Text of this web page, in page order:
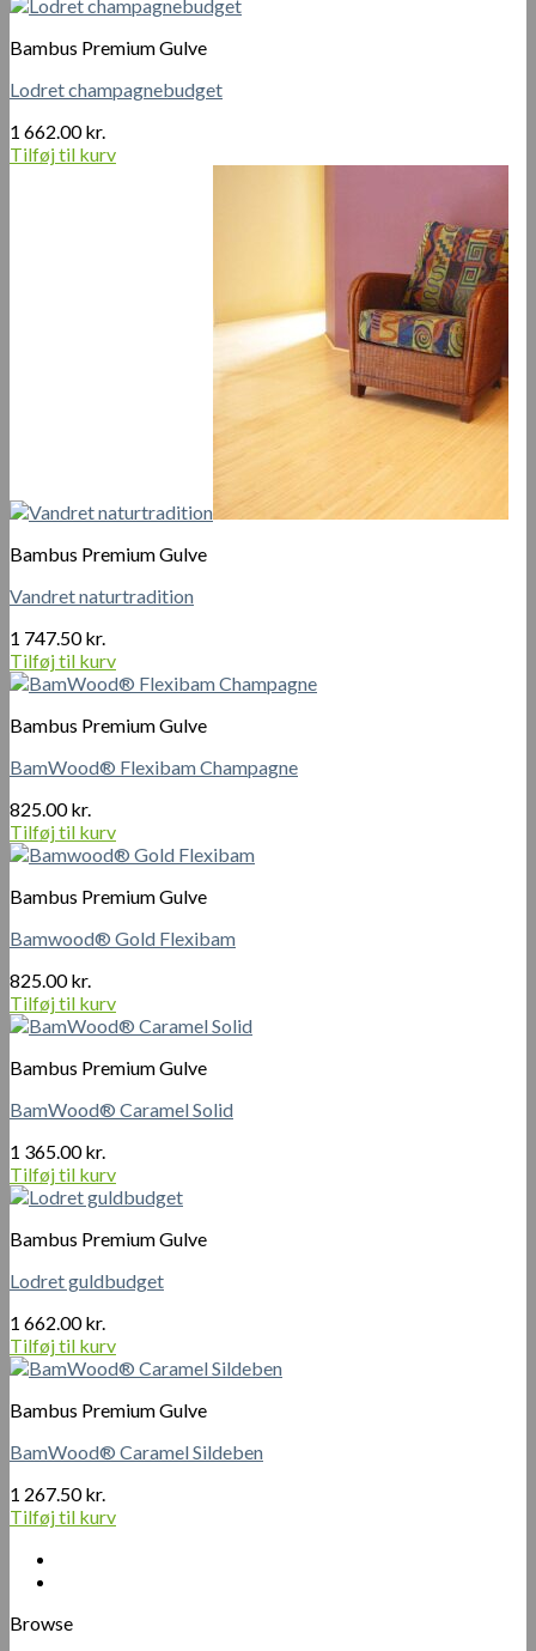
Bambus Premium Gulve
Lodret champagnebudget
1 662.00kr.
Tilføj til kurv
Bambus Premium Gulve
Vandret naturtradition
1 747.50kr.
Tilføj til kurv
Bambus Premium Gulve
BamWood® Flexibam Champagne
825.00kr.
Tilføj til kurv
Bambus Premium Gulve
Bamwood® Gold Flexibam
825.00kr.
Tilføj til kurv
Bambus Premium Gulve
BamWood® Caramel Solid
1 365.00kr.
Tilføj til kurv
Bambus Premium Gulve
Lodret guldbudget
1 662.00kr.
Tilføj til kurv
Bambus Premium Gulve
BamWood® Caramel Sildeben
1 267.50kr.
Tilføj til kurv
Browse